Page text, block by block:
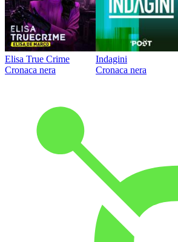
Elisa True Crime
Cronaca nera
Indagini
Cronaca nera